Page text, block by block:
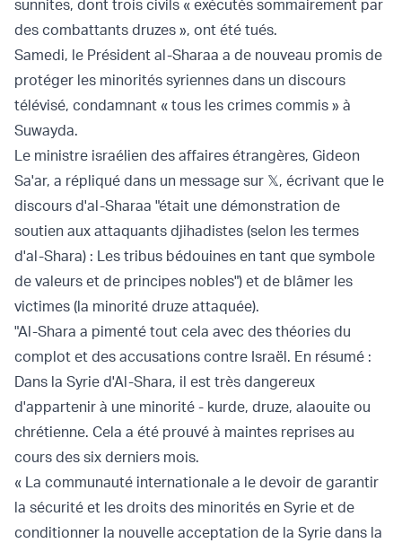
sunnites, dont trois civils « exécutés sommairement par
des combattants druzes », ont été tués.
Samedi, le Président al-Sharaa a de nouveau promis de
protéger les minorités syriennes dans un discours
télévisé, condamnant « tous les crimes commis » à
Suwayda.
Le ministre israélien des affaires étrangères, Gideon
Sa'ar, a répliqué dans un message sur 𝕏, écrivant que le
discours d'al-Sharaa "était une démonstration de
soutien aux attaquants djihadistes (selon les termes
d'al-Shara) : Les tribus bédouines en tant que symbole
de valeurs et de principes nobles") et de blâmer les
victimes (la minorité druze attaquée).
"Al-Shara a pimenté tout cela avec des théories du
complot et des accusations contre Israël. En résumé :
Dans la Syrie d'Al-Shara, il est très dangereux
d'appartenir à une minorité - kurde, druze, alaouite ou
chrétienne. Cela a été prouvé à maintes reprises au
cours des six derniers mois.
« La communauté internationale a le devoir de garantir
la sécurité et les droits des minorités en Syrie et de
conditionner la nouvelle acceptation de la Syrie dans la